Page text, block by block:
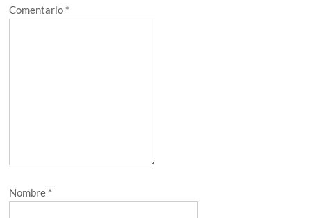
Comentario *
Nombre *